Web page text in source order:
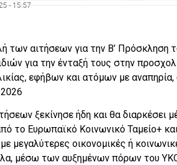
- 15:57
των αιτήσεων για την Β’
για την ένταξή τους στην
εφήβων και ατόμων με αναπηρία,
ξεκίνησε ήδη και θα διαρκέσει
το Ευρωπαϊκό Κοινωνικό Ταμείο+
μεγαλύτερες οικονομικές ή
μέσω των αυξημένων πόρων του